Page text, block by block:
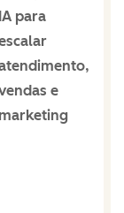
para
e